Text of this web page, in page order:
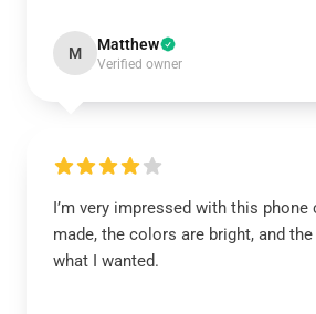
M Matthew
Verified owner
I’m very impressed with this phone
made, the colors are bright, and
what I wanted.